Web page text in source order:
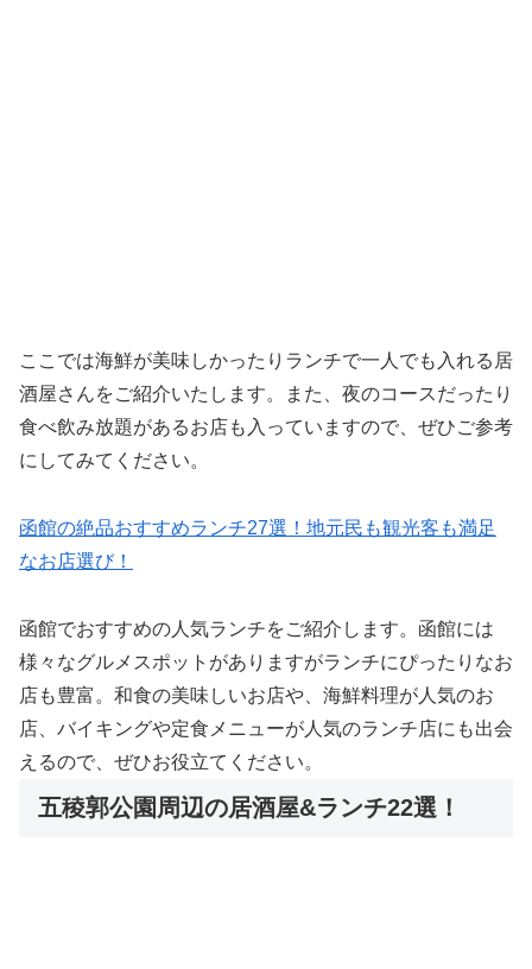
ここでは海鮮が美味しかったりランチで一人でも入れる居
酒屋さんをご紹介いたします。また、夜のコースだったり
食べ飲み放題があるお店も入っていますので、ぜひご参考
にしてみてください。
函館の絶品おすすめランチ27選！地元民も観光客も満足
なお店選び！
函館でおすすめの人気ランチをご紹介します。函館には
様々なグルメスポットがありますがランチにぴったりなお
店も豊富。和食の美味しいお店や、海鮮料理が人気のお
店、バイキングや定食メニューが人気のランチ店にも出会
えるので、ぜひお役立てください。
五稜郭公園周辺の居酒屋&ランチ22選！